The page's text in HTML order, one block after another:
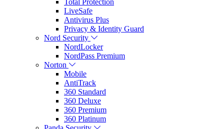
LiveSafe
Antivirus Plus
Privacy & Identity Guard
Nord Security
NordLocker
NordPass Premium
Norton
Mobile
AntiTrack
360 Standard
360 Deluxe
360 Premium
360 Platinum